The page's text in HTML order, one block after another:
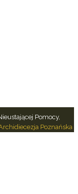
Pomocy,
Poznańska